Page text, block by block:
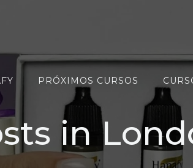
PRÓXIMOS CURSOS
in